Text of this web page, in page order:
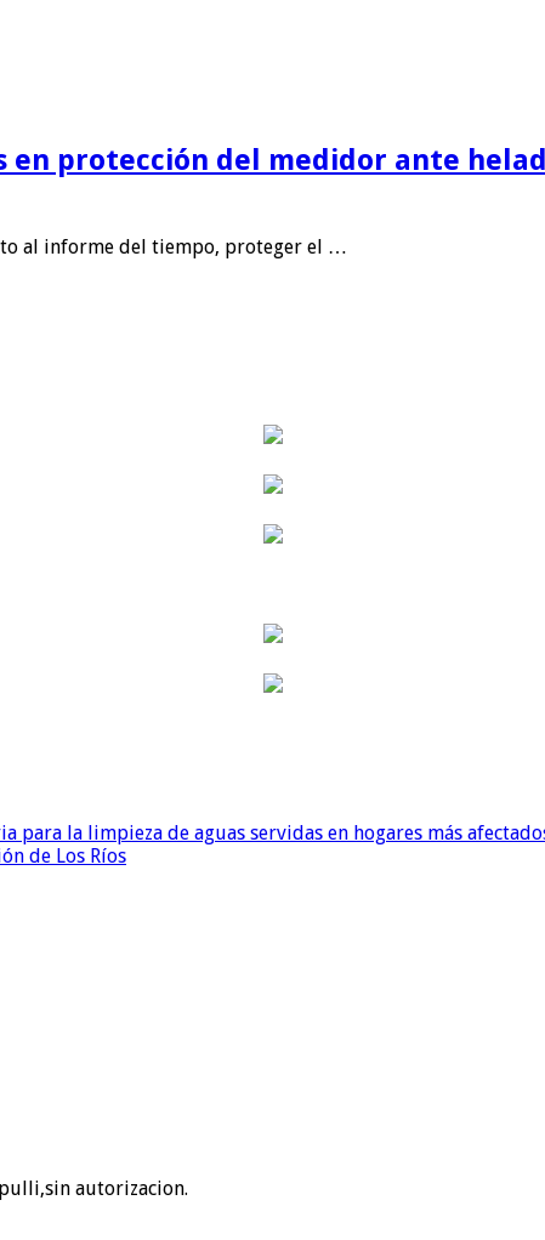
en protección del medidor ante
al informe del tiempo, proteger el …
para la limpieza de aguas servidas en hogares más
de Los Ríos
autorizacion.